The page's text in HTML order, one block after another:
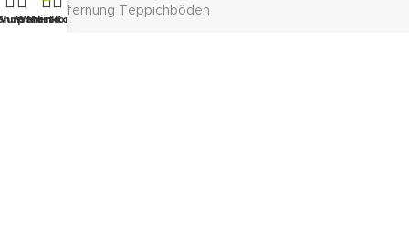
Fleckentfernung Teppichböden
Warenkorb
Mein Konto